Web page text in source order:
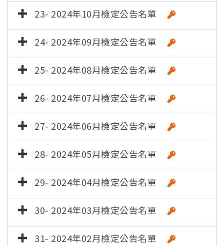
23- 2024年10月檢定公告名單
24- 2024年09月檢定公告名單
25- 2024年08月檢定公告名單
26- 2024年07月檢定公告名單
27- 2024年06月檢定公告名單
28- 2024年05月檢定公告名單
29- 2024年04月檢定公告名單
30- 2024年03月檢定公告名單
31- 2024年02月檢定公告名單